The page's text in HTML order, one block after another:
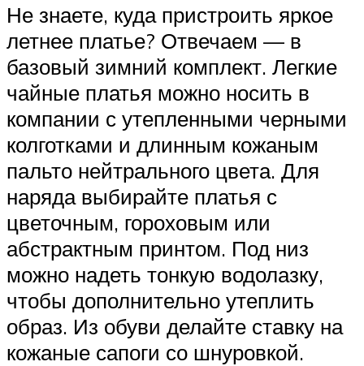
Не знаете, куда пристроить яркое
летнее платье? Отвечаем — в
базовый зимний комплект. Легкие
чайные платья можно носить в
компании с утепленными черными
колготками и длинным кожаным
пальто нейтрального цвета. Для
наряда выбирайте платья с
цветочным, гороховым или
абстрактным принтом. Под низ
можно надеть тонкую водолазку,
чтобы дополнительно утеплить
образ. Из обуви делайте ставку на
кожаные сапоги со шнуровкой.